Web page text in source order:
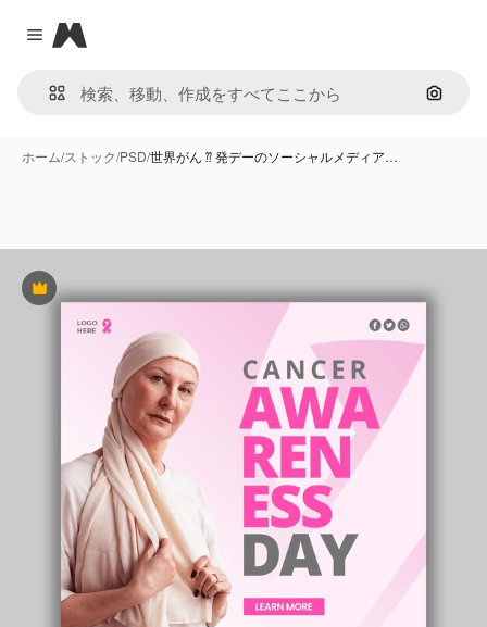
Close menu
Magnific
画像で
ホーム/ストック/PSD/世界がん ⁇ 発デーのソーシャルメディア…
Premium